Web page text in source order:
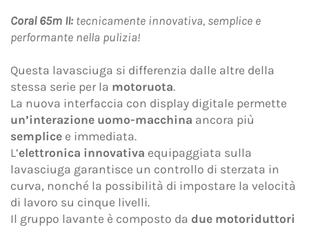
Coral 65m II: tecnicamente innovativa, semplice e
performante nella pulizia!
Questa lavasciuga si differenzia dalle altre della
stessa serie per la motoruota.
La nuova interfaccia con display digitale permette
un’interazione uomo-macchina ancora più
semplice e immediata.
L’elettronica innovativa equipaggiata sulla
lavasciuga garantisce un controllo di sterzata in
curva, nonché la possibilità di impostare la velocità
di lavoro su cinque livelli.
Il gruppo lavante è composto da due motoriduttori
Dichiaro di aver preso visione dell'
privacyresa ai sensi del Regolamento EU 2016/679
(GDPR).
Accetto *